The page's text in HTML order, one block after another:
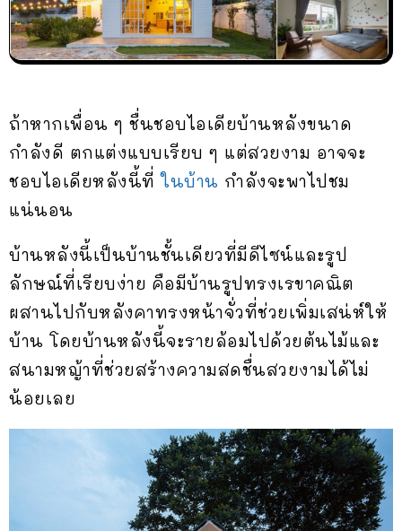
ถ้าหากเพื่อน ๆ ชื่นชอบไอเดียบ้านหลังขนาด
กำลังดี ตกแต่งแบบเรียบ ๆ แต่สวยงาม อาจจะ
ชอบไอเดียหลังนี้ที่ในบ้าน กำลังจะพาไปชม
แน่นอน
บ้านหลังนี้เป็นบ้านชั้นเดียวที่มีดีไซน์และรูป
ลักษณ์ที่เรียบง่าย คือมีบ้านรูปทรงเรขาคณิต
ผสานไปกับหลังคาทรงหน้าจั่วที่ช่วยเพิ่มเสน่ห์ให้
บ้าน โดยบ้านหลังนี้จะรายล้อมไปด้วยต้นไม้และ
สนามหญ้าที่ช่วยสร้างความสดชื่นสวยงามได้ไม่
น้อยเลย